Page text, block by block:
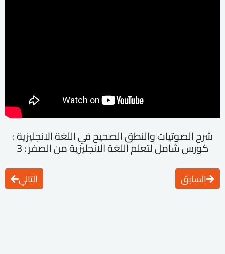
شرح الصوتيات والنطق الصحيح في اللغة الانجليزية :
كورس شامل لتعلم اللغة الانجليزية من الصفر : 3
السابق التالي